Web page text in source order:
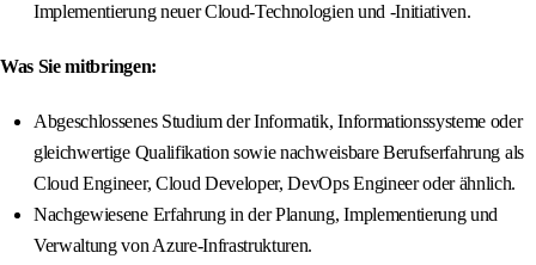
Implementierung neuer Cloud-Technologien und -Initiativen.
Was Sie mitbringen:
Abgeschlossenes Studium der Informatik, Informationssysteme oder
gleichwertige Qualifikation sowie nachweisbare Berufserfahrung als
Cloud Engineer, Cloud Developer, DevOps Engineer oder ähnlich.
Nachgewiesene Erfahrung in der Planung, Implementierung und
Verwaltung von Azure-Infrastrukturen.